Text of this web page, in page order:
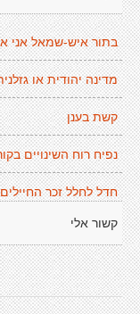
בתור איש-שמאל אני
מדינה יהודית או
קשת בענן
נפיח רוח השינויים
חדל לחלל זכר
קשור אלי